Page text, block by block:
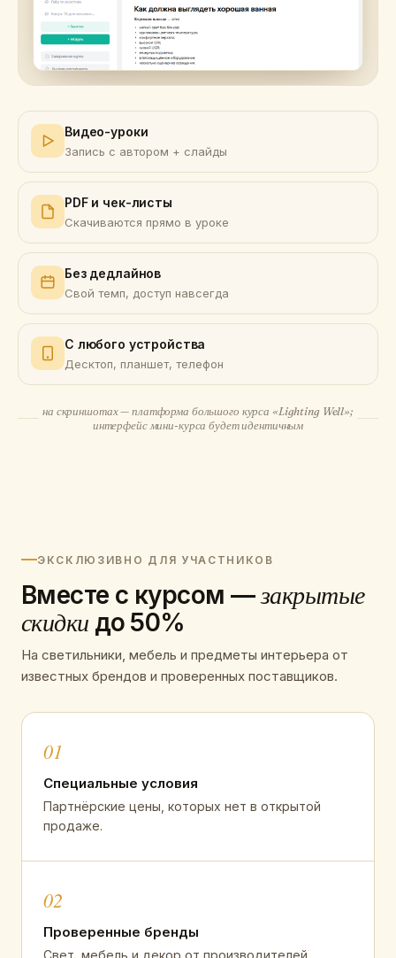
Видео-уроки
Запись с автором + слайды
PDF и чек-листы
Скачиваются прямо в уроке
Без дедлайнов
Свой темп, доступ навсегда
С любого устройства
Десктоп, планшет, телефон
на скриншотах — платформа большого курса «Lighting Well»;
интерфейс мини-курса будет идентичным
ЭКСКЛЮЗИВНО ДЛЯ УЧАСТНИКОВ
Вместе с курсом —закрытые
скидки до 50%
На светильники, мебель и предметы интерьера от
известных брендов и проверенных поставщиков.
01
Специальные условия
Партнёрские цены, которых нет в открытой
продаже.
02
Проверенные бренды
Свет, мебель и декор от производителей,